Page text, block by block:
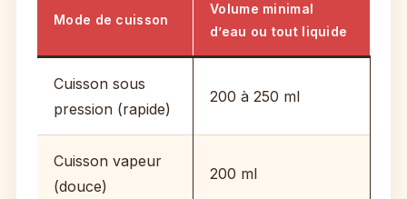
Mode de cuisson
Volume minimal
d’eau ou tout liquide
Cuisson sous
pression (rapide)
200 à 250 ml
Cuisson vapeur
(douce)
200 ml